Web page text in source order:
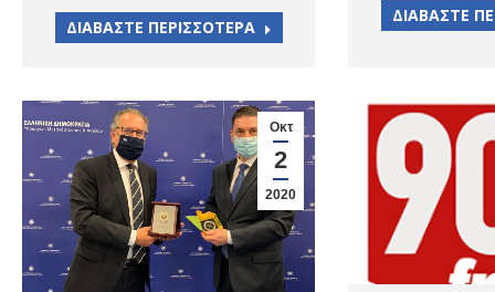
ΔΙΑΒΑΣΤΕ ΠΕΡΙΣΣΟΤΕΡΑ
ΔΙΑΒΑΣΤΕ
Οκτ
2
2020